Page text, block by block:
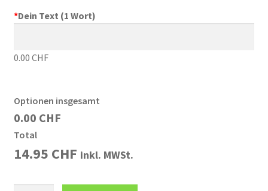
*Dein Text (1 Wort)
0.00 CHF
Optionen insgesamt
0.00 CHF
Total
14.95 CHF inkl. MWSt.